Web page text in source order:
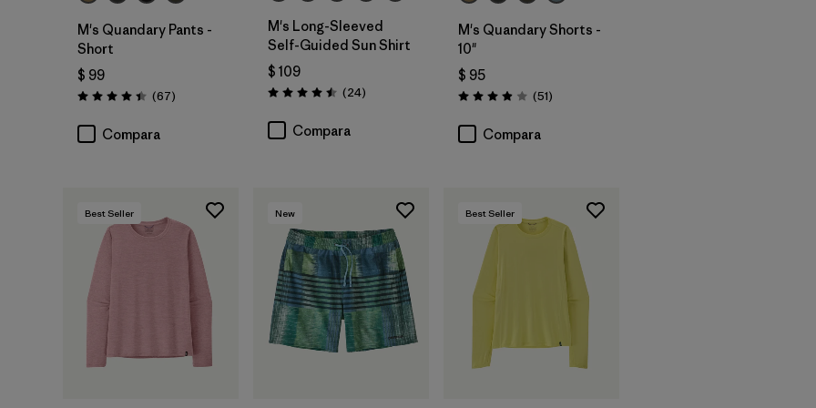
M's Quandary Pants -
Short
$ 99
Valoración: 4.4 / 5
(67Comentarios
)
Compara
M's Long-Sleeved
Self-Guided Sun Shirt
$ 109
Valoración: 4.5 / 5
(24Comentarios
)
Compara
M's Quandary Shorts -
10"
$ 95
Valoración: 3.9 / 5
(51Comentarios
)
Compara
Best Seller New Best Seller